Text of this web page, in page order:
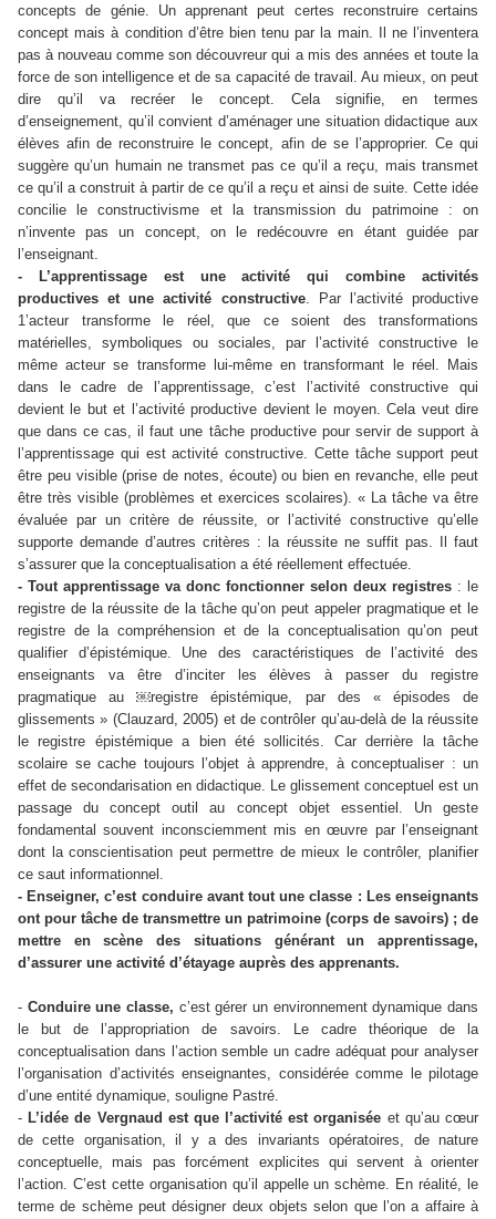
concepts de génie. Un apprenant peut certes reconstruire certains
concept mais à condition d’être bien tenu par la main. Il ne l’inventera
pas à nouveau comme son découvreur qui a mis des années et toute la
force de son intelligence et de sa capacité de travail. Au mieux, on peut
dire qu’il va recréer le concept. Cela signifie, en termes
d’enseignement, qu’il convient d’aménager une situation didactique aux
élèves afin de reconstruire le concept, afin de se l’approprier. Ce qui
suggère qu’un humain ne transmet pas ce qu’il a reçu, mais transmet
ce qu’il a construit à partir de ce qu’il a reçu et ainsi de suite. Cette idée
concilie le constructivisme et la transmission du patrimoine : on
n’invente pas un concept, on le redécouvre en étant guidée par
l’enseignant.
- L’apprentissage est une activité qui combine activités
productives et une activité constructive. Par l’activité productive
1’acteur transforme le réel, que ce soient des transformations
matérielles, symboliques ou sociales, par l’activité constructive le
même acteur se transforme lui-même en transformant le réel. Mais
dans le cadre de l’apprentissage, c’est l’activité constructive qui
devient le but et l’activité productive devient le moyen. Cela veut dire
que dans ce cas, il faut une tâche productive pour servir de support à
l’apprentissage qui est activité constructive. Cette tâche support peut
être peu visible (prise de notes, écoute) ou bien en revanche, elle peut
être très visible (problèmes et exercices scolaires). « La tâche va être
évaluée par un critère de réussite, or l’activité constructive qu’elle
supporte demande d’autres critères : la réussite ne suffit pas. Il faut
s’assurer que la conceptualisation a été réellement effectuée.
- Tout apprentissage va donc fonctionner selon deux registres : le
registre de la réussite de la tâche qu’on peut appeler pragmatique et le
registre de la compréhension et de la conceptualisation qu’on peut
qualifier d’épistémique. Une des caractéristiques de l’activité des
enseignants va être d’inciter les élèves à passer du registre
pragmatique au ￼registre épistémique, par des « épisodes de
glissements » (Clauzard, 2005) et de contrôler qu’au-delà de la réussite
le registre épistémique a bien été sollicités. Car derrière la tâche
scolaire se cache toujours l’objet à apprendre, à conceptualiser : un
effet de secondarisation en didactique. Le glissement conceptuel est un
passage du concept outil au concept objet essentiel. Un geste
fondamental souvent inconsciemment mis en œuvre par l’enseignant
dont la conscientisation peut permettre de mieux le contrôler, planifier
ce saut informationnel.
- Enseigner, c’est conduire avant tout une classe : Les enseignants
ont pour tâche de transmettre un patrimoine (corps de savoirs) ; de
mettre en scène des situations générant un apprentissage,
d’assurer une activité d’étayage auprès des apprenants.
- Conduire une classe, c’est gérer un environnement dynamique dans
le but de l’appropriation de savoirs. Le cadre théorique de la
conceptualisation dans l’action semble un cadre adéquat pour analyser
l’organisation d’activités enseignantes, considérée comme le pilotage
d’une entité dynamique, souligne Pastré.
- L’idée de Vergnaud est que l’activité est organisée et qu’au cœur
de cette organisation, il y a des invariants opératoires, de nature
conceptuelle, mais pas forcément explicites qui servent à orienter
l’action. C’est cette organisation qu’il appelle un schème. En réalité, le
terme de schème peut désigner deux objets selon que l’on a affaire à